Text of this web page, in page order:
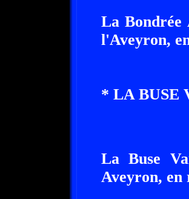
La
l'Aveyron,
* LA BUSE
La Buse
Aveyron, en